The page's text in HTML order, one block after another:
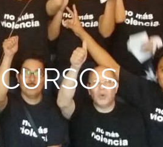
CURSOS